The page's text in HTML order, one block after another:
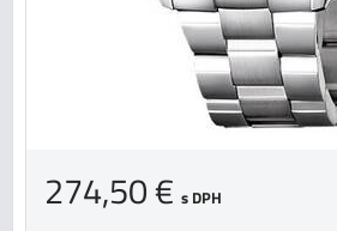
274,50 € s DPH